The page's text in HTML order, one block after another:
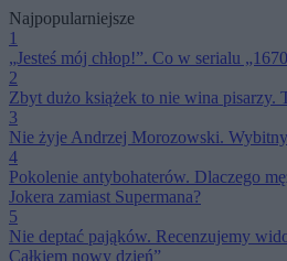
Najpopularniejsze
1
„Jesteś mój chłop!”. Co w serialu
2
Zbyt dużo książek to nie wina pisarzy.
3
Nie żyje Andrzej Morozowski.
4
Pokolenie antybohaterów. Dlaczego
Jokera zamiast Supermana?
5
Nie deptać pająków. Recenzujemy
Całkiem nowy dzień”